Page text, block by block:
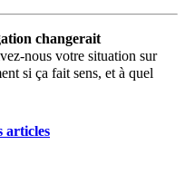
changerait
nous votre situation sur
si ça fait sens, et à quel
articles